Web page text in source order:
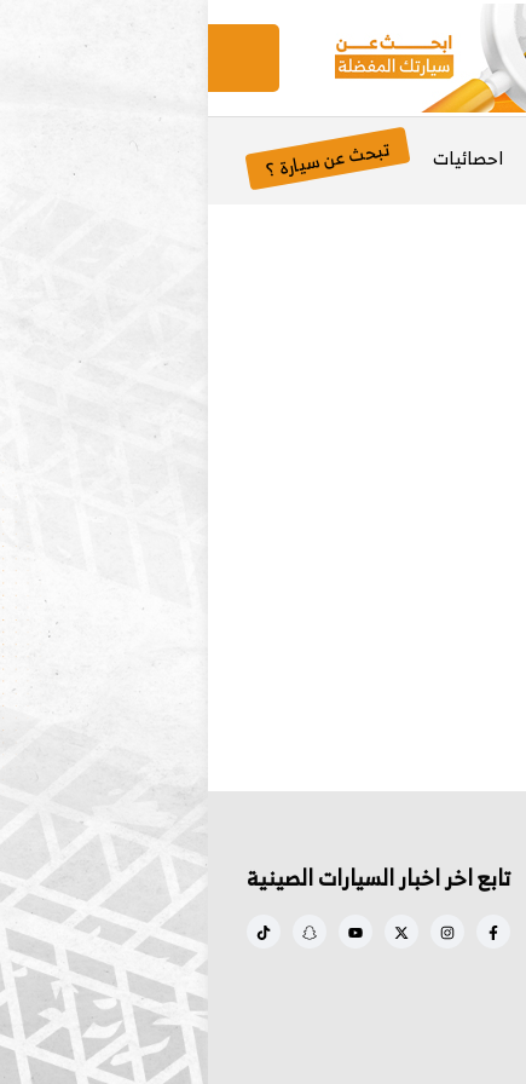
احصائيات تبحث عن سيارة ؟
تابع اخر اخبار السيارات الصينية